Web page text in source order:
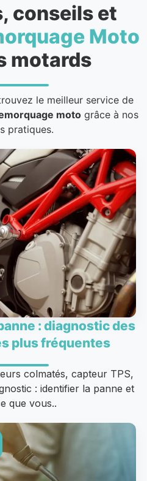
conseils et
Moto
motards
le meilleur service de
motogrâce à nos
pratiques.
: diagnostic des
plus fréquentes
colmatés, capteur TPS,
: identifier la panne et
que vous..